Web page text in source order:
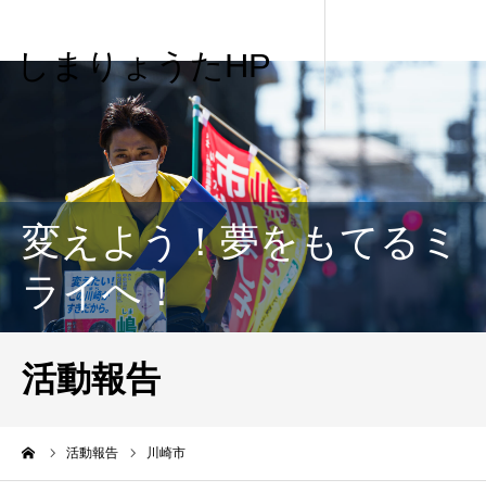
しまりょうたHP
変えよう！夢をもてるミ
ライへ！
活動報告
活動報告 川崎市